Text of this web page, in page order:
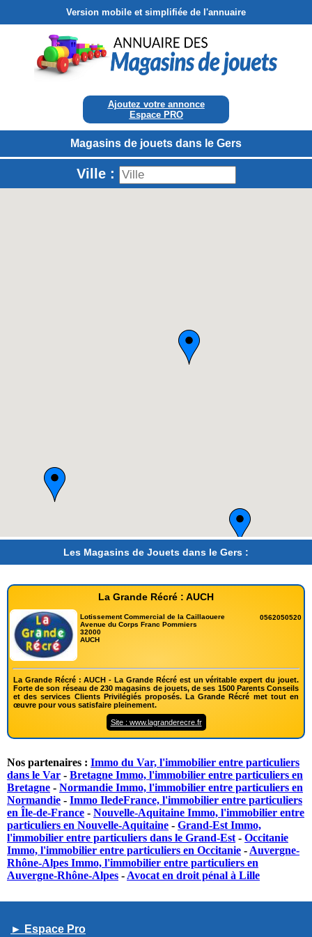
Version mobile et simplifiée de l'annuaire
Ajoutez votre annonce
Espace PRO
Magasins de jouets dans le Gers
Ville :
Les Magasins de Jouets dans le Gers :
La Grande Récré : AUCH
Lotissement Commercial de la Caillaouere
Avenue du Corps Franc Pommiers
32000
AUCH
0562050520
La Grande Récré : AUCH - La Grande Récré est un véritable expert du jouet.
Forte de son réseau de 230 magasins de jouets, de ses 1500 Parents Conseils
et des services Clients Privilégiés proposés. La Grande Récré met tout en
œuvre pour vous satisfaire pleinement.
Site : www.lagranderecre.fr
Nos partenaires : Immo du Var, l'immobilier entre particuliers
dans le Var - Bretagne Immo, l'immobilier entre particuliers en
Bretagne - Normandie Immo, l'immobilier entre particuliers en
Normandie - Immo IledeFrance, l'immobilier entre particuliers
en Île-de-France - Nouvelle-Aquitaine Immo, l'immobilier entre
particuliers en Nouvelle-Aquitaine - Grand-Est Immo,
l'immobilier entre particuliers dans le Grand-Est - Occitanie
Immo, l'immobilier entre particuliers en Occitanie - Auvergne-
Rhône-Alpes Immo, l'immobilier entre particuliers en
Auvergne-Rhône-Alpes - Avocat en droit pénal à Lille
► Espace Pro